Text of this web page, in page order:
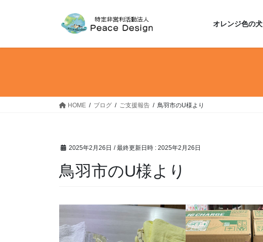
オレンジ色の犬
HOME ブログ ご支援報告 鳥羽市のU様より
2025年2月26日 / 最終更新日時 : 2025年2月26日
鳥羽市のU様より